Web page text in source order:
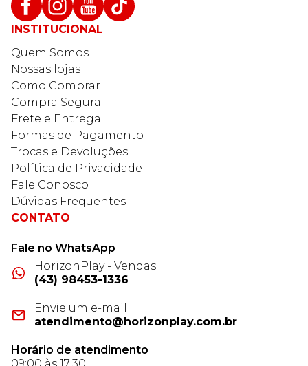
INSTITUCIONAL
Quem Somos
Nossas lojas
Como Comprar
Compra Segura
Frete e Entrega
Formas de Pagamento
Trocas e Devoluções
Política de Privacidade
Fale Conosco
Dúvidas Frequentes
CONTATO
Fale no WhatsApp
HorizonPlay - Vendas
(43) 98453-1336
Envie um e-mail
atendimento@horizonplay.com.br
Horário de atendimento